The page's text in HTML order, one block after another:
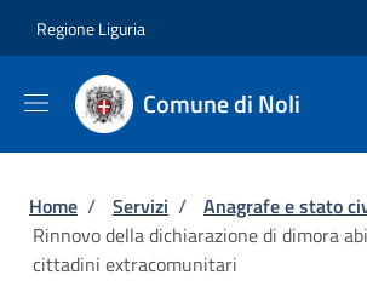
Regione Liguria
Comune di Noli
Briciole di pane
Home / Servizi / Anagrafe e stato
Rinnovo della dichiarazione di dimora
cittadini extracomunitari